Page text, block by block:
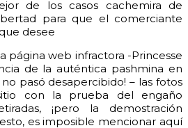
de los casos cachemira de
para que el comerciante
desee
página web infractora -Princesse
de la auténtica pashmina en
pasó desapercibido! – las fotos
con la prueba del engaño
¡pero la demostración
es imposible mencionar aquí